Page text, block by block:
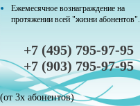
Ежемесячное вознаграждение на
протяжении всей "жизни абонентов".
+7 (495) 795-97-95
+7 (903) 795-97-95
(от 3х абонентов)